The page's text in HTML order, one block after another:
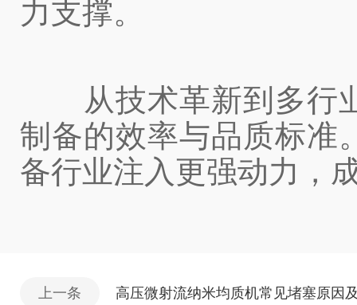
力支撑。
从技术革新到多行业
制备的效率与品质标准
备行业注入更强动力，
上一条 高压微射流纳米均质机常见堵塞原因